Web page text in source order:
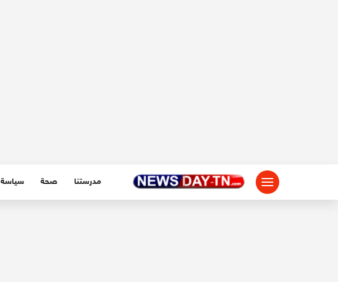
مدرستنا صحة سياسة